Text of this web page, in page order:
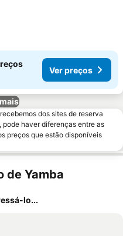
Ver preços
dos sites de reserva
pode haver diferenças entre as
preços que estão disponíveis
de Yamba
lo...